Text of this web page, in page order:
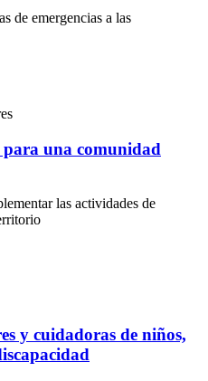
de emergencias a las
para una comunidad
las actividades de
y cuidadoras de niños,